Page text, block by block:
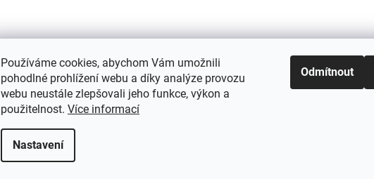
Používáme cookies, abychom Vám umožnili
pohodlné prohlížení webu a díky analýze provozu
webu neustále zlepšovali jeho funkce, výkon a
použitelnost. Více informací
Nastavení
Odmítnout